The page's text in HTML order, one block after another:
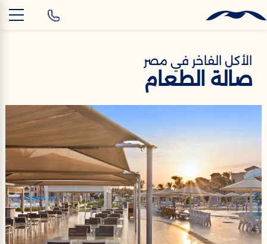
الأكل الفاخر في مصر
صالة الطعام